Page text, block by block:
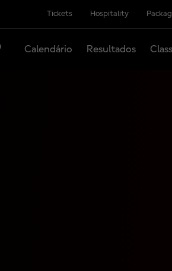
Tickets Hospitality
Calendário Resultados